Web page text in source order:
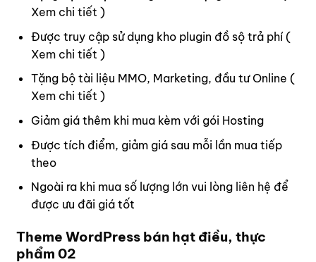
Xem chi tiết )
Được truy cập sử dụng kho plugin đồ sộ trả phí (
Xem chi tiết )
Tặng bộ tài liệu MMO, Marketing, đầu tư Online (
Xem chi tiết )
Giảm giá thêm khi mua kèm với gói Hosting
Được tích điểm, giảm giá sau mỗi lần mua tiếp
theo
Ngoài ra khi mua số lượng lớn vui lòng liên hệ để
được ưu đãi giá tốt
Theme WordPress bán hạt điều, thực
phẩm 02